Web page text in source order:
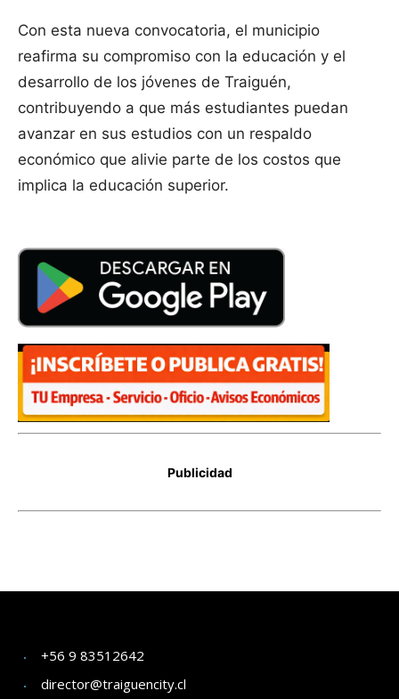
+56 9 83512642
director@traiguencity.cl